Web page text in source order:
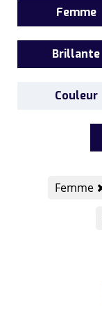
Femme
Brillante
Couleur
Femme